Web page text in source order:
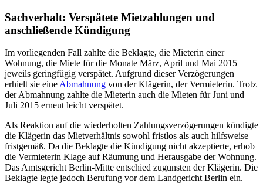
Sachverhalt: Verspätete Mietzahlungen und
anschließende Kündigung
Im vorliegenden Fall zahlte die Beklagte, die Mieterin einer
Wohnung, die Miete für die Monate März, April und Mai 2015
jeweils geringfügig verspätet. Aufgrund dieser Verzögerungen
erhielt sie eine Abmahnung von der Klägerin, der Vermieterin. Trotz
der Abmahnung zahlte die Mieterin auch die Mieten für Juni und
Juli 2015 erneut leicht verspätet.
Als Reaktion auf die wiederholten Zahlungsverzögerungen kündigte
die Klägerin das Mietverhältnis sowohl fristlos als auch hilfsweise
fristgemäß. Da die Beklagte die Kündigung nicht akzeptierte, erhob
die Vermieterin Klage auf Räumung und Herausgabe der Wohnung.
Das Amtsgericht Berlin-Mitte entschied zugunsten der Klägerin. Die
Beklagte legte jedoch Berufung vor dem Landgericht Berlin ein.